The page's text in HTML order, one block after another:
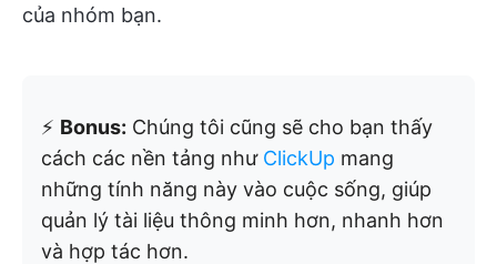
của nhóm bạn.
⚡️ Bonus: Chúng tôi cũng sẽ cho bạn thấy
cách các nền tảng như ClickUp mang
những tính năng này vào cuộc sống, giúp
quản lý tài liệu thông minh hơn, nhanh hơn
và hợp tác hơn.